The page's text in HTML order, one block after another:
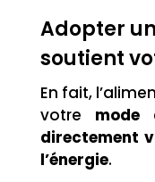
Adopter
soutient
En fait,
votre mode
directement
l’énergie.